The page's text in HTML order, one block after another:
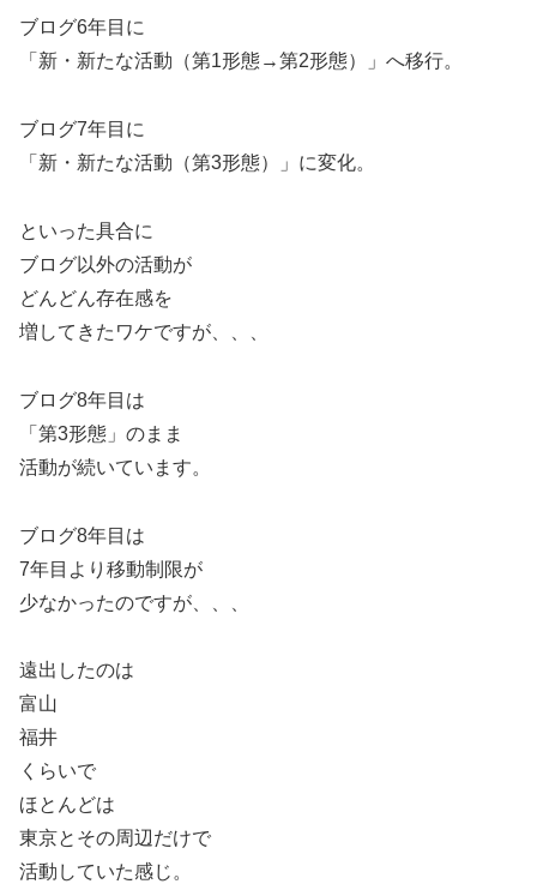
ブログ6年目に
「新・新たな活動（第1形態→第2形態）」へ移行。
ブログ7年目に
「新・新たな活動（第3形態）」に変化。
といった具合に
ブログ以外の活動が
どんどん存在感を
増してきたワケですが、、、
ブログ8年目は
「第3形態」のまま
活動が続いています。
ブログ8年目は
7年目より移動制限が
少なかったのですが、、、
遠出したのは
富山
福井
くらいで
ほとんどは
東京とその周辺だけで
活動していた感じ。